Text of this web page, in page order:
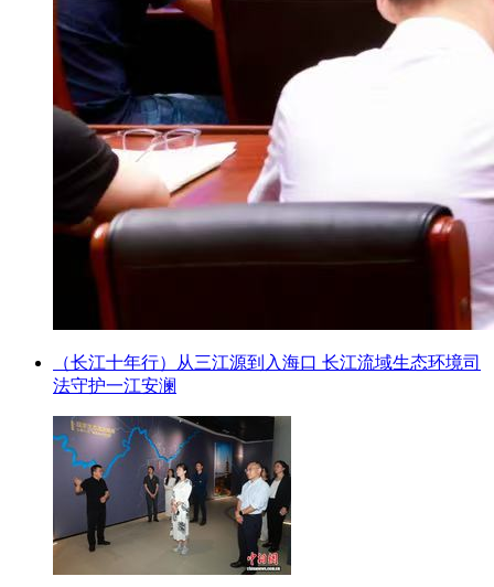
（长江十年行）从三江源到入海口 长江流域生态环境司
法守护一江安澜